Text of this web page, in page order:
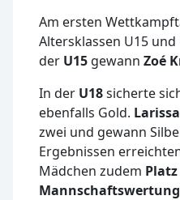
Am ersten
Altersklassen U15
der U15 gewann Zoé
In der U18sicherte
ebenfalls Gold.
zwei und gewann
Ergebnissen
Mädchen zudem